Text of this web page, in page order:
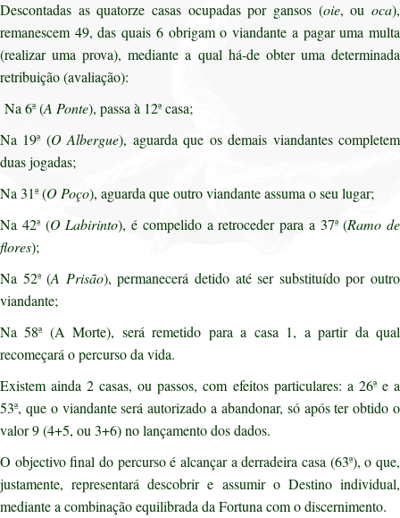
Descontadas as quatorze casas ocupadas por gansos (oie, ouoca),
remanescem 49, das quais 6 obrigam o viandante a pagar uma multa
(realizar uma prova), mediante a qual há-de obter uma determinada
retribuição (avaliação):
Na 6ª (A Ponte), passa à 12ª casa;
Na 19ª (O Albergue), aguarda que os demais viandantes completem
duas jogadas;
Na 31ª (O Poço), aguarda que outro viandante assuma o seu lugar;
Na 42ª (O Labirinto), é compelido a retroceder para a 37ª (Ramo de
flores);
Na 52ª (A Prisão), permanecerá detido até ser substituído por outro
viandante;
Na 58ª (A Morte), será remetido para a casa 1, a partir da qual
recomeçará o percurso da vida.
Existem ainda 2 casas, ou passos, com efeitos particulares: a 26ª e a
53ª, que o viandante será autorizado a abandonar, só após ter obtido o
valor 9 (4+5, ou 3+6) no lançamento dos dados.
O objectivo final do percurso é alcançar a derradeira casa (63ª), o que,
justamente, representará descobrir e assumir o Destino individual,
mediante a combinação equilibrada da Fortuna com o discernimento.